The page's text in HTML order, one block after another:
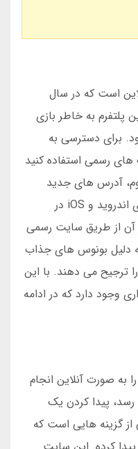
است که در سال
پلتفرم به خاطر بازی
برای دسترسی به
رسمی استفاده کنید
آدرس های جدید
منتشر می کند. برنامه لاتی بت برای اندروید و iOS در
از طریق سایت رسمی
دلیل بونوس های جذاب
پلتفرم را ترجیح می دهند. با این
وجود دارد که در ادامه
صورت آنلاین انجام
پیدا کردن یک
گزینه هایی است که